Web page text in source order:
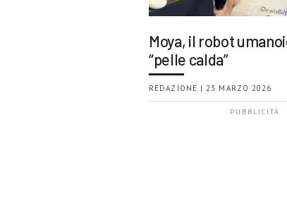
Moya, il robot
“pelle calda”
REDAZIONE | 23 MARZO 2026